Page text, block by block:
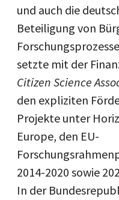
und auch die
Beteiligung von
setzte mit der
Citizen Science
den expliziten
Projekte unter
Europe, den EU-
2014-2020 sowie
In der